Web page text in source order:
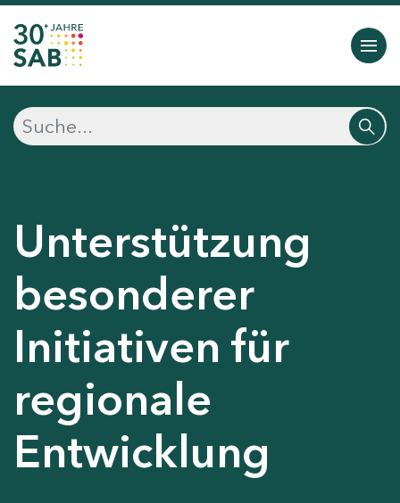
Unterstützung
besonderer
Initiativen für
regionale
Entwicklung